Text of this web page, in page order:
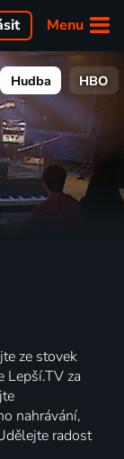
Menu
Hudba HBO
ze stovek
Lepší.TV za
nahrávání,
radost